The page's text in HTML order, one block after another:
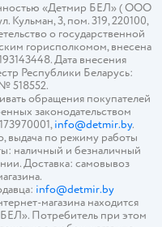
«Детмир БЕЛ» ( ООО
Кульман, 3, пом. 319, 220100,
о государственной
горисполкомом, внесена
Дата внесения
Республики Беларусь:
518552.
обращения покупателей
законодательством
info@detmir.by.
выдача по режиму работы
наличный и безналичный
Доставка: самовывоз
info@detmir.by
магазина находится
Потребитель при этом